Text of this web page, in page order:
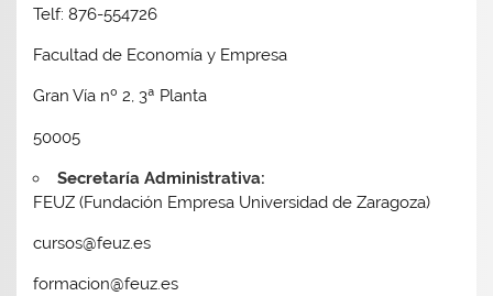
Telf: 876-554726
Facultad de Economía y Empresa
Gran Vía nº 2, 3ª Planta
50005
Secretaría Administrativa:
FEUZ (Fundación Empresa Universidad de Zaragoza)
cursos@feuz.es
formacion@feuz.es